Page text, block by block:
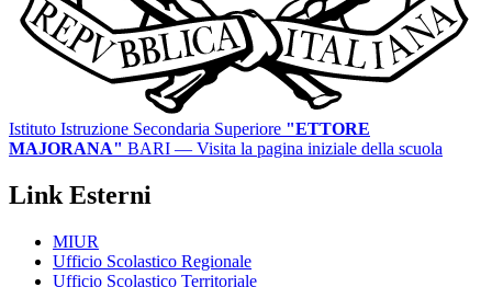
Istituto Istruzione Secondaria Superiore "ETTORE
MAJORANA" BARI — Visita la pagina iniziale della scuola
Link Esterni
MIUR
Ufficio Scolastico Regionale
Ufficio Scolastico Territoriale